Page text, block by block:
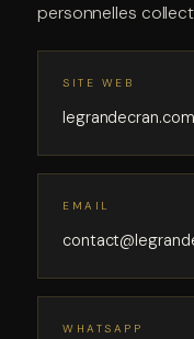
personnelles
SITE WEB
legrandecran.com
EMAIL
WHATSAPP